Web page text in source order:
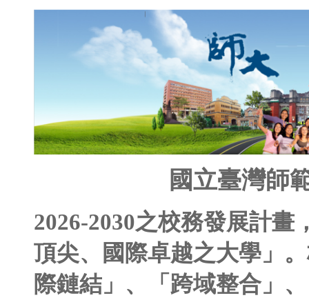
國立臺灣
2026-2030之校務發展
頂尖、國際卓越之大學